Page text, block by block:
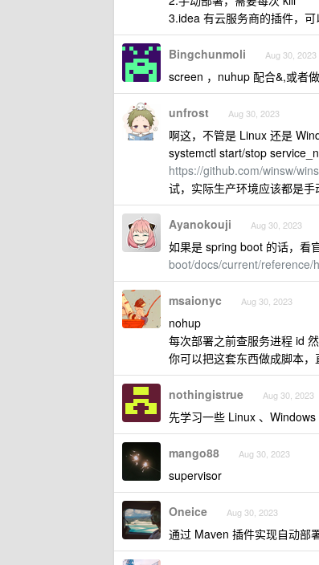
3.idea 有云服务商的插件，
Bingchunmoli Aug 30,
screen ，nuhup 配合&,或者
unfrost Aug 30, 2023
啊这，不管是 Linux 还是
systemctl start/stop
https://github.com/winsw/
试，实际生产环境应该都是手
Ayanokouji Aug 30, 2023
如果是 spring boot 的话，看
boot/docs/current/reference/
msaionyc Aug 30, 2023
nohup
每次部署之前查服务进程 id
你可以把这套东西做成脚本
nothingistrue Aug 30, 2023
先学习一些 Linux 、Windows
mango88 Aug 30, 2023
supervisor
Oneice Aug 30, 2023
通过 Maven 插件实现自动部